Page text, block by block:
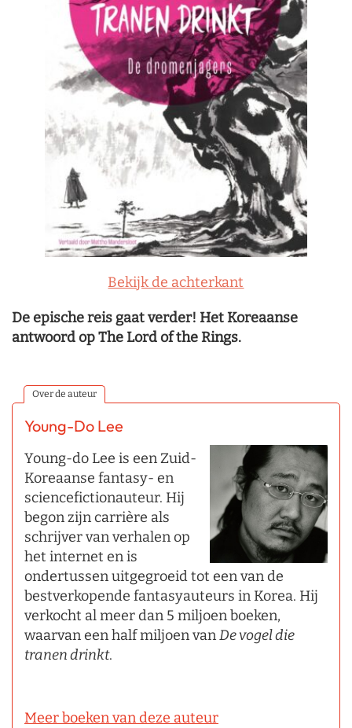
Bekijk de achterkant
De epische reis gaat verder! Het Koreaanse
antwoord op The Lord of the Rings.
Over de auteur
Young-Do Lee
Young-do Lee is een Zuid-
Koreaanse fantasy- en
sciencefictionauteur. Hij
begon zijn carrière als
schrijver van verhalen op
het internet en is
ondertussen uitgegroeid tot een van de
bestverkopende fantasyauteurs in Korea. Hij
verkocht al meer dan 5 miljoen boeken,
waarvan een half miljoen vanDe vogel die
tranen drinkt.
Meer boeken van deze auteur